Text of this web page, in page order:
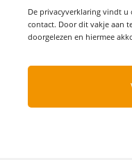
De privacyverklaring vindt u
contact. Door dit vakje aan
doorgelezen en hiermee